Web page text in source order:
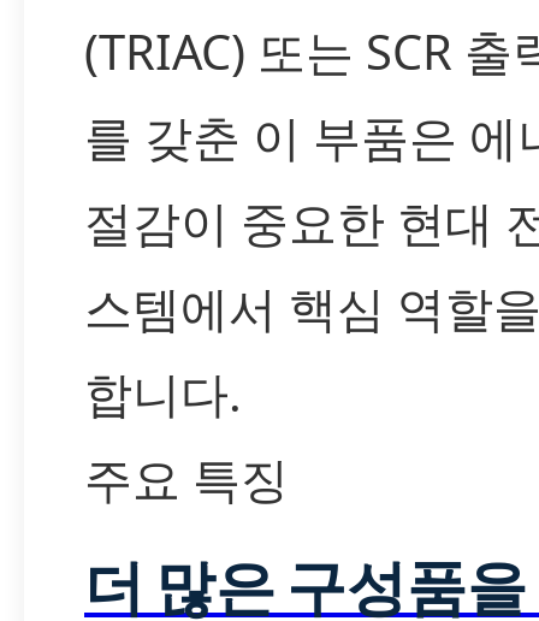
(TRIAC) 또는 SCR 출
를 갖춘 이 부품은 에
절감이 중요한 현대
스템에서 핵심 역할
합니다.
주요 특징
더 많은 구성품